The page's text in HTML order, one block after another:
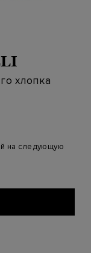
хлопка
на следующую